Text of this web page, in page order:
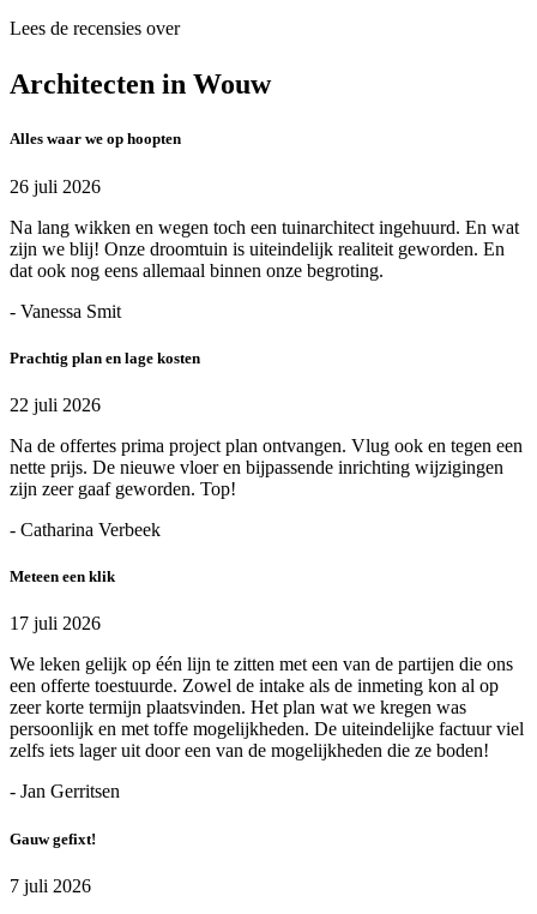
Lees de recensies over
Architecten in Wouw
Alles waar we op hoopten
26 juli 2026
Na lang wikken en wegen toch een tuinarchitect ingehuurd. En wat
zijn we blij! Onze droomtuin is uiteindelijk realiteit geworden. En
dat ook nog eens allemaal binnen onze begroting.
- Vanessa Smit
Prachtig plan en lage kosten
22 juli 2026
Na de offertes prima project plan ontvangen. Vlug ook en tegen een
nette prijs. De nieuwe vloer en bijpassende inrichting wijzigingen
zijn zeer gaaf geworden. Top!
- Catharina Verbeek
Meteen een klik
17 juli 2026
We leken gelijk op één lijn te zitten met een van de partijen die ons
een offerte toestuurde. Zowel de intake als de inmeting kon al op
zeer korte termijn plaatsvinden. Het plan wat we kregen was
persoonlijk en met toffe mogelijkheden. De uiteindelijke factuur viel
zelfs iets lager uit door een van de mogelijkheden die ze boden!
- Jan Gerritsen
Gauw gefixt!
7 juli 2026